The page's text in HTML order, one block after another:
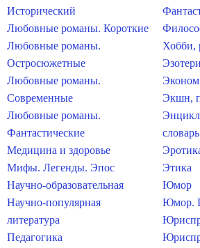
Исторический
Любовные романы. Короткие
Любовные романы.
Остросюжетные
Любовные романы.
Современные
Любовные романы.
Фантастические
Медицина и здоровье
Мифы. Легенды. Эпос
Научно-образовательная
Научно-популярная
литература
Педагогика
Хобби,
Экшн,
словарь
Этика
Юмор
Юмор.